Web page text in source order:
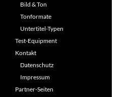
Bild & Ton
Tonformate
Untertitel-Typen
Test-Equipment
Kontakt
Datenschutz
Impressum
Partner-Seiten